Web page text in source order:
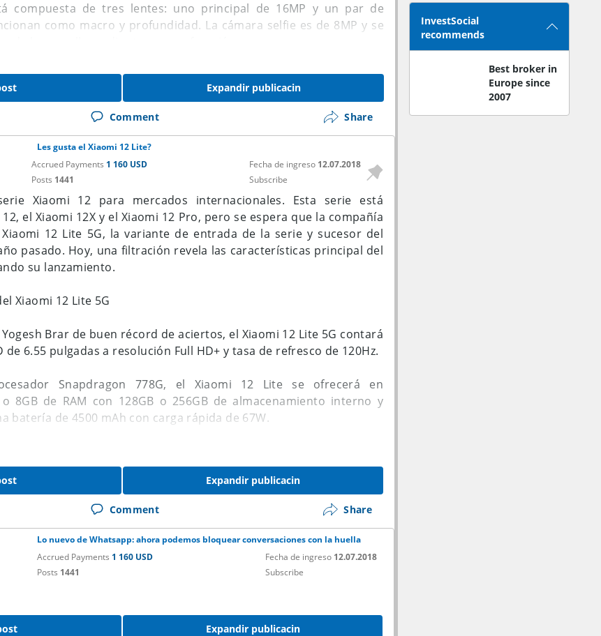
compuesta de tres lentes: uno principal de 16MP y un par de
como macro y profundidad. La cámara selfie es de 8MP y se
Moto E32, con una capacidad de 5000 mAh y soportando
aunque el cargador incluido solo alcanza los 10W. Está presente
en un lateral y la salida de auriculares de 3.5mm.
pasar por alto es que el Moto E32 corre Android 11, un detalle a
mantener al equipo actualizado a largo plazo.
Expandir publicacin
Comment Share
Les gusta el Xiaomi 12 Lite?
Accrued Payments 1 160 USD
Posts 1441
Fecha de ingreso 12.07.2018
Subscribe
Xiaomi 12 para mercados internacionales. Esta serie está
el Xiaomi 12X y el Xiaomi 12 Pro, pero se espera que la compañía
12 Lite 5G, la variante de entrada de la serie y sucesor del
pasado. Hoy, una filtración revela las características principal del
su lanzamiento.
Xiaomi 12 Lite 5G
Brar de buen récord de aciertos, el Xiaomi 12 Lite 5G contará
de 6.55 pulgadas a resolución Full HD+ y tasa de refresco de 120Hz.
Snapdragon 778G, el Xiaomi 12 Lite se ofrecerá en
8GB de RAM con 128GB o 256GB de almacenamiento interno y
batería de 4500 mAh con carga rápida de 67W.
compuesta por un sensor principal de 64MP con OIS, ultrawide
integrado en la pantalla, corriendo Android 12 con MIUI 13 encima y
firme de presentación del Xiaomi 12 Lite 5G.
Expandir publicacin
Comment Share
Lo nuevo de Whatsapp: ahora podemos bloquear conversaciones con la huella
Accrued Payments 1 160 USD
Posts 1441
Fecha de ingreso 12.07.2018
Subscribe
Expandir publicacin
InvestSocial
recommends
Best broker in
Europe since
2007